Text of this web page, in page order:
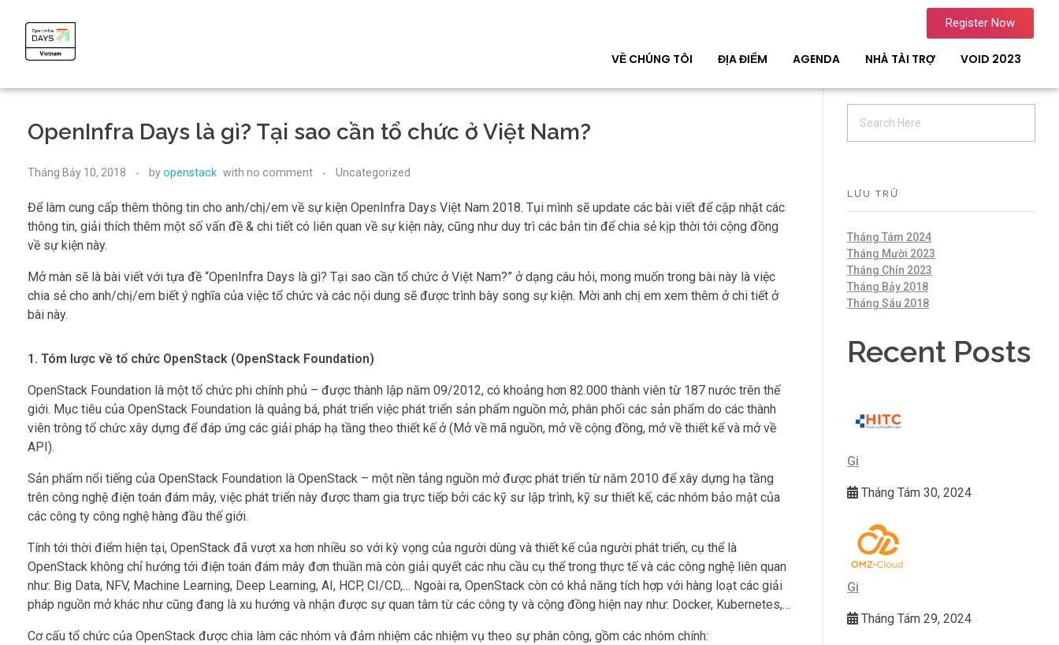
Register Now
VỀ CHÚNG TÔI ĐỊA ĐIỂM AGENDA NHÀ TÀI TRỢ VOID 2023
OpenInfra Days là gì? Tại sao cần tổ chức ở Việt Nam?
Tháng Bảy 10, 2018 byopenstack with no comment Uncategorized
Để làm cung cấp thêm thông tin cho anh/chị/em về sự kiện OpenInfra Days Việt Nam 2018. Tụi mình sẽ update các bài viết để cập nhật các
thông tin, giải thích thêm một số vấn đề & chi tiết có liên quan về sự kiện này, cũng như duy trì các bản tin để chia sẻ kịp thời tới cộng đồng
về sự kiện này.
Mở màn sẽ là bài viết với tựa đề “OpenInfra Days là gì? Tại sao cần tổ chức ở Việt Nam?” ở dạng câu hỏi, mong muốn trong bài này là việc
chia sẻ cho anh/chị/em biết ý nghĩa của việc tổ chức và các nội dung sẽ được trình bày song sự kiện. Mời anh chị em xem thêm ở chi tiết ở
bài này.
1. Tóm lược về tổ chức OpenStack (OpenStack Foundation)
OpenStack Foundation là một tổ chức phi chính phủ – được thành lập năm 09/2012, có khoảng hơn 82.000 thành viên từ 187 nước trên thế
giới. Mục tiêu của OpenStack Foundation là quảng bá, phát triển việc phát triển sản phẩm nguồn mở, phân phối các sản phẩm do các thành
viên trông tổ chức xây dựng để đáp ứng các giải pháp hạ tầng theo thiết kế ở (Mở về mã nguồn, mở về cộng đồng, mở về thiết kế và mở về
API).
Sản phẩm nổi tiếng của OpenStack Foundation là OpenStack – một nền tảng nguồn mở được phát triển từ năm 2010 để xây dựng hạ tầng
trên công nghệ điện toán đám mây, việc phát triển này được tham gia trực tiếp bởi các kỹ sư lập trình, kỹ sư thiết kế, các nhóm bảo mật của
các công ty công nghệ hàng đầu thế giới.
Tính tới thời điểm hiện tại, OpenStack đã vượt xa hơn nhiều so với kỳ vọng của người dùng và thiết kế của người phát triển, cụ thể là
OpenStack không chỉ hướng tới điện toán đám mây đơn thuần mà còn giải quyết các nhu cầu cụ thể trong thực tế và các công nghệ liên quan
như: Big Data, NFV, Machine Learning, Deep Learning, AI, HCP, CI/CD,… Ngoài ra, OpenStack còn có khả năng tích hợp với hàng loạt các giải
pháp nguồn mở khác như cũng đang là xu hướng và nhận được sự quan tâm từ các công ty và cộng đồng hiện nay như: Docker, Kubernetes,…
Cơ cấu tổ chức của OpenStack được chia làm các nhóm và đảm nhiệm các nhiệm vụ theo sự phân công, gồm các nhóm chính:
LƯU TRỮ
Tháng Tám 2024
Tháng Mười 2023
Tháng Chín 2023
Tháng Bảy 2018
Tháng Sáu 2018
Recent Posts
Gi
Tháng Tám 30, 2024
Gi
Tháng Tám 29, 2024